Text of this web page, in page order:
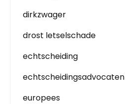
dirkzwager
drost letselschade
echtscheiding
echtscheidingsadvocaten
europees